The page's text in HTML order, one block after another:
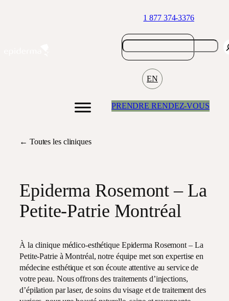
1 877 374-3376
EN
PRENDRE RENDEZ-VOUS
← Toutes les cliniques
Epiderma Rosemont – La
Petite-Patrie Montréal
À la clinique médico-esthétique Epiderma Rosemont – La
Petite-Patrie à Montréal, notre équipe met son expertise en
médecine esthétique et son écoute attentive au service de
votre peau. Nous offrons des traitements d’injections,
d’épilation par laser, de soins du visage et de traitement des